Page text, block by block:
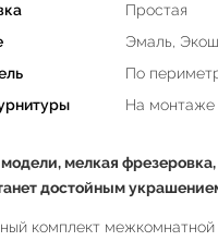
Простая
Эмаль,
По
На монтаже
мелкая
достойным
комплект межкомнатной